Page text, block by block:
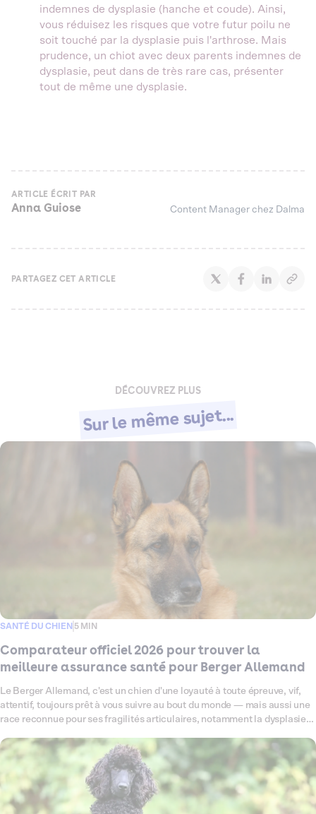
indemnes de dysplasie (hanche et coude). Ainsi,
vous réduisez les risques que votre futur poilu ne
soit touché par la dysplasie puis l'arthrose. Mais
prudence, un chiot avec deux parents indemnes de
dysplasie, peut dans de très rare cas, présenter
tout de même une dysplasie.
ARTICLE ÉCRIT PAR
Anna Guiose Content Manager chez Dalma
PARTAGEZ CET ARTICLE
DÉCOUVREZ PLUS
Sur le même sujet...
SANTÉ DU CHIEN 5 MIN
Comparateur officiel 2026 pour trouver la
meilleure assurance santé pour Berger Allemand
Le Berger Allemand, c'est un chien d'une loyauté à toute épreuve, vif,
attentif, toujours prêt à vous suivre au bout du monde — mais aussi une
race reconnue pour ses fragilités articulaires, notamment la dysplasie
2026 sur toutes les offres d'assurance santé disponibles pour votre
Berger Allemand, pour vous aider à trouver celle qui lui correspond
vraiment. Garanties, tarifs, exclusions : on décrypte tout, sans jargon,
pour que vous puissiez choisir sereinement.